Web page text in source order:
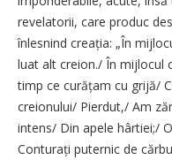
revelatorii, care produc
înlesnind creația: „În
luat alt creion./ În mijlocul
timp ce curățam cu grijă/
creionului/ Pierdut,/ Am
intens/ Din apele hârtiei;/
Conturați puternic de